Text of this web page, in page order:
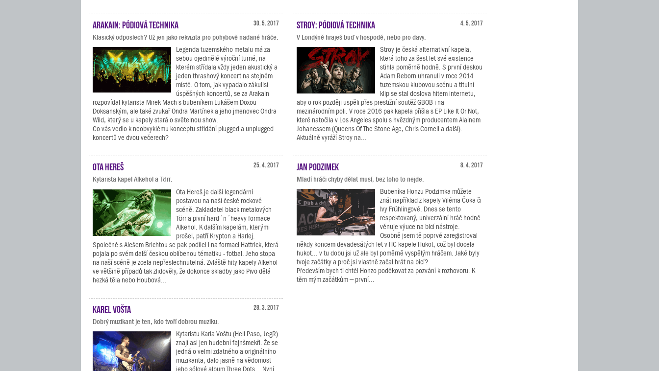
30. 5. 2017
Arakain: pódiová technika
Klasický odposlech? Už jen jako rekvizita pro pohybově nadané hráče.
Legenda tuzemského metalu má za
sebou ojedinělé výroční turné, na
kterém střídala vždy jeden akustický a
jeden thrashový koncert na stejném
místě. O tom, jak vypadalo zákulisí
úspěšných koncertů, se za Arakain
rozpovídal kytarista Mirek Mach s bubeníkem Lukášem Doxou
Doksanským, ale také zvukař Ondra Martínek a jeho jmenovec Ondra
Wild, který se u kapely stará o světelnou show.
Co vás vedlo k neobvyklému konceptu střídání plugged a unplugged
koncertů ve dvou večerech?
4. 5. 2017
Stroy: pódiová technika
V Londýně hraješ buď v hospodě, nebo pro davy.
Stroy je česká alternativní kapela,
která toho za šest let své existence
stihla poměrně hodně. S první deskou
Adam Reborn uhranuli v roce 2014
tuzemskou klubovou scénu a titulní
klip se stal doslova hitem internetu,
aby o rok později uspěli přes prestižní soutěž GBOB i na
mezinárodním poli. V roce 2016 pak kapela přišla s EP Like It Or Not,
které natočila v Los Angeles spolu s hvězdným producentem Alainem
Johanessem (Queens Of The Stone Age, Chris Cornell a další).
Aktuálně vyráží Stroy na...
25. 4. 2017
Ota Hereš
Kytarista kapel Alkehol a Törr.
Ota Hereš je další legendární
postavou na naší české rockové
scéně. Zakladatel black metalových
Törr a pivní hard´n´heavy formace
Alkehol. K dalším kapelám, kterými
prošel, patří Krypton a Harlej.
Společně s Alešem Brichtou se pak podílel i na formaci Hattrick, která
pojala po svém další českou oblíbenou tématiku - fotbal. Jeho stopa
na naší scéně je zcela nepřeslechnutelná. Zvláště hity kapely Alkehol
ve většině případů tak zlidověly, že dokonce skladby jako Pivo dělá
hezká těla nebo Houbová...
8. 4. 2017
Jan Podzimek
Mladí hráči chyby dělat musí, bez toho to nejde.
Bubeníka Honzu Podzimka můžete
znát například z kapely Viléma Čoka či
Ivy Frühlingové. Dnes se tento
respektovaný, univerzální hráč hodně
věnuje výuce na bicí nástroje.
Osobně jsem tě poprvé zaregistroval
někdy koncem devadesátých let v HC kapele Hukot, což byl docela
hukot... v tu dobu jsi už ale byl poměrně vyspělým hráčem. Jaké byly
tvoje začátky a proč jsi vlastně začal hrát na bicí?
Především bych ti chtěl Honzo poděkovat za pozvání k rozhovoru. K
těm mým začátkům – první...
28. 3. 2017
Karel Vošta
Dobrý muzikant je ten, kdo tvoří dobrou muziku.
Kytaristu Karla Voštu (Hell Paso, JegR)
znají asi jen hudební fajnšmekři. Že se
jedná o velmi zdatného a originálního
muzikanta, dalo jasně na vědomost
jeho sólové album Three Dots... Nyní